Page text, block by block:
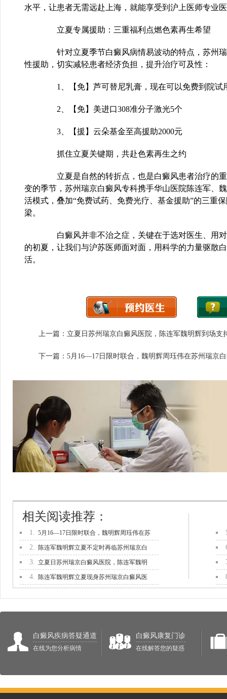
水平，让患者无需远赴上海，就能享受到沪上医师专业
立夏专属援助：三重福利点燃色素再生希望
针对立夏季节白癜风病情易波动的特点，苏州瑞
性援助，切实减轻患者经济负担，提升治疗可及性：
1、【免】芦可替尼乳膏，现在可以免费到院试
2、【免】美进口308准分子激光5个
3、【援】云朵基金至高援助2000元
抓住立夏关键期，共赴色素再生之约
立夏是自然的转折点，也是白癜风患者治疗的重
变的季节，苏州瑞京白癜风专科携手华山医院陈连军、
活模式，叠加“免费试药、免费光疗、基金援助”的三重
梁。
白癜风并非不治之症，关键在于选对医生、用对
的初夏，让我们与沪苏医师面对面，用科学的力量驱散
活。
上一篇： 立夏日苏州瑞京白癜风医院，陈连军魏明辉到场支
下一篇： 5月16—17日限时联合，魏明辉周珏伟在苏州瑞京
1. 5月16—17日限时联合，魏明辉周珏伟在苏
2. 陈连军魏明辉立夏不定时再临苏州瑞京白
3. 立夏日苏州瑞京白癜风医院，陈连军魏明
4. 陈连军魏明辉立夏现身苏州瑞京白癜风医
相关阅读推荐：
白癜风疾病答疑通道
在线为您分析病情
白癜风康复门诊
在线解答您的疑惑